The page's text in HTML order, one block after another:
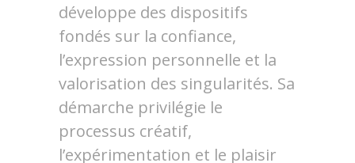
développe des dispositifs
fondés sur la confiance,
l’expression personnelle et la
valorisation des singularités. Sa
démarche privilégie le
processus créatif,
l’expérimentation et le plaisir